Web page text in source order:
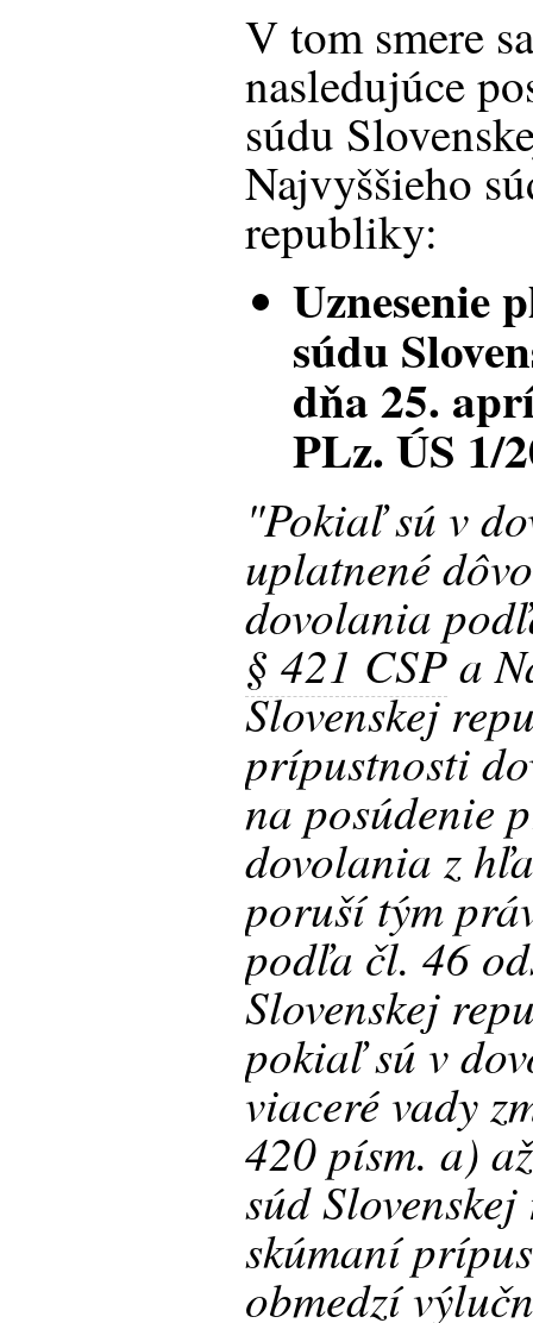
V tom smere
nasledujúce
súdu
Najvyššieho
republiky:
Uznesenie
súdu
dňa 25.
PLz. ÚS 1/
"Pokiaľ sú v
uplatnené
dovolania
§ 421 CSPa
Slovenskej
prípustnosti
na posúdenie
dovolania z
poruší tým
podľa čl. 46
Slovenskej
pokiaľ sú v
viaceré vady
420 písm. a)
súd
skúmaní
obmedzí